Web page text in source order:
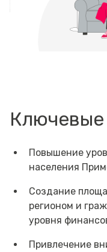
Повышение
населения
Создание
регионом и
уровня
Привлечение